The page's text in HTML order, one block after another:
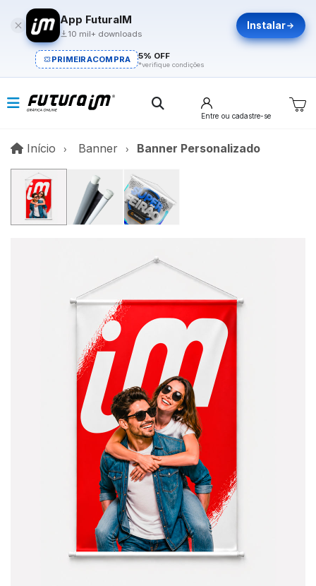
App FuturaIM
10 mil+ downloads
Instalar
PRIMEIRACOMPRA 5% OFF
*verifique condições
Entre ou cadastre-se
Início InícioBanner Banner Personalizado